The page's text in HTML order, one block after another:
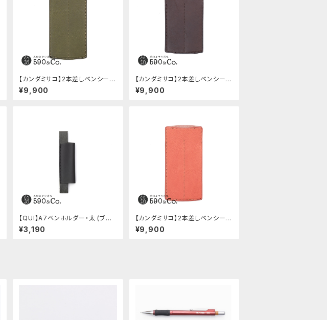
【カンダミサコ】2本差しペンシー
ス・ミネルバボックス (オリーバ)
¥9,900
【カンダミサコ】2本差しペンシー
ス・ショート用 ミネルバボックス
(カスターニョ)
¥9,900
【QUI】A7ペンホルダー・太 (ブラッ
ク)
¥3,190
【カンダミサコ】2本差しペンシー
ス・ミネルバボックス (ローズアン
ティコ)
¥9,900